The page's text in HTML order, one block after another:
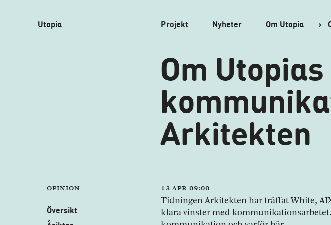
Utopia Projekt Nyheter Om Utopia
Om Utopias
Arkitekten
Opinion
Översikt
13 apr 09:00
Tidningen Arkitekten har träffat White,
klara vinster med